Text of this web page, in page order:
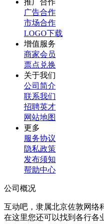
推广合作
广告合作
市场合作
LOGO下载
增值服务
商家会员
票点兑换
关于我们
公司简介
联系我们
招聘英才
网站地图
更多
服务协议
隐私政策
发布须知
帮助中心
公司概况
互动吧，隶属北京佐敦网络
在这里您还可以找到各行各